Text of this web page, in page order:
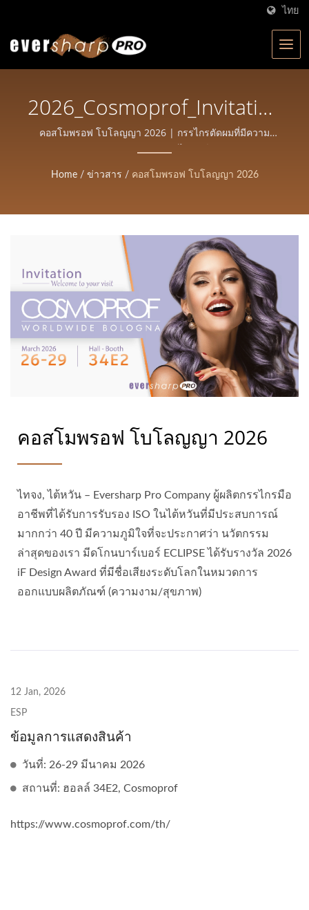
ไทย
| ผู้ผลิตกรรไกรที่ได้รับการ
รับรอง ISO ในไต้หวัน |
สำหรับกรรไกรมืออาชีพ
คอสโมพรอฟ โบโลญญา 2026 | กรรไกรตัดผมที่มีความ
แม่นยำสูงสำหรับสไตลิสต์
Home / ข่าวสาร / คอสโมพรอฟ โบโลญญา 2026
คอสโมพรอฟ โบโลญญา 2026
ไทจง, ไต้หวัน – Eversharp Pro Company ผู้ผลิตกรรไกรมือ
อาชีพที่ได้รับการรับรอง ISO ในไต้หวันที่มีประสบการณ์
มากกว่า 40 ปี มีความภูมิใจที่จะประกาศว่า นวัตกรรม
ล่าสุดของเรา มีดโกนบาร์เบอร์ ECLIPSE ได้รับรางวัล 2026
iF Design Award ที่มีชื่อเสียงระดับโลกในหมวดการ
ออกแบบผลิตภัณฑ์ (ความงาม/สุขภาพ)
12 Jan, 2026
ESP
ข้อมูลการแสดงสินค้า
วันที่: 26-29 มีนาคม 2026
สถานที่: ฮอลล์ 34E2, Cosmoprof
https://www.cosmoprof.com/th/